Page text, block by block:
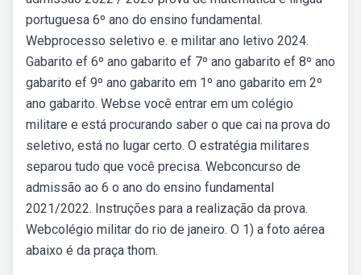
portuguesa 6º ano do ensino fundamental.
Webprocesso seletivo e. e militar ano letivo 2024.
Gabarito ef 6º ano gabarito ef 7º ano gabarito ef 8º ano
gabarito ef 9º ano gabarito em 1º ano gabarito em 2º
ano gabarito. Webse você entrar em um colégio
militare e está procurando saber o que cai na prova do
seletivo, está no lugar certo. O estratégia militares
separou tudo que você precisa. Webconcurso de
admissão ao 6 o ano do ensino fundamental
2021/2022. Instruções para a realização da prova.
Webcolégio militar do rio de janeiro. O 1) a foto aérea
abaixo é da praça thom.